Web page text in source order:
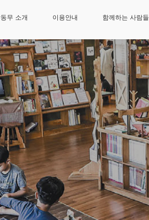
무 소개 이용안내 함께하는 사람들